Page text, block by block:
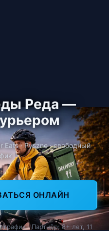
Реда —
Eats · Pyszne · свободный
ОНЛАЙН
· Партнёр: 8+ лет, 11